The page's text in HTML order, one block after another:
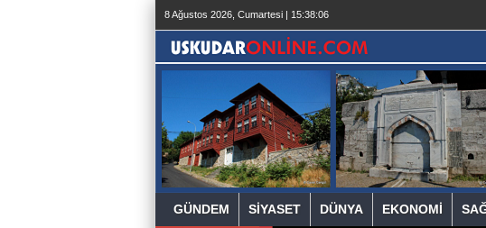
8 Ağustos 2026, Cumartesi | 15:38:06
GÜNDEM SİYASET DÜNYA EKONOMİ